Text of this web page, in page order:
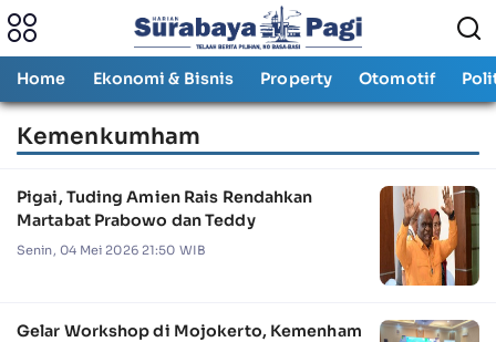
Home Ekonomi & Bisnis Property Otomotif
Kemenkumham
Pigai, Tuding Amien Rais Rendahkan
Martabat Prabowo dan Teddy
Senin, 04 Mei 2026 21:50 WIB
Gelar Workshop di Mojokerto, Kemenham